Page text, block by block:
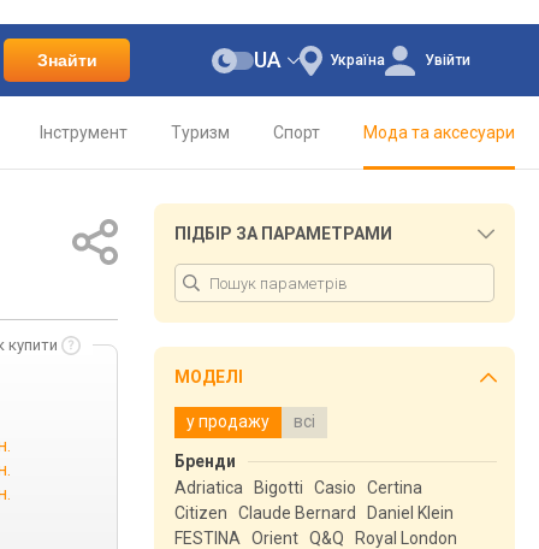
Знайти Україна
UA Увійти
Інструмент Туризм Спорт Мода та аксесуари
купити
ПІДБІР ЗА ПАРАМЕТРАМИ
МОДЕЛІ
у продажу всі
Бренди
Adriatica
Bigotti Casio
Certina
Citizen
Claude Bernard
Daniel Klein
FESTINA
Orient Q&Q
Royal London